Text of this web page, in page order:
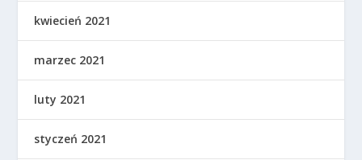
kwiecień 2021
marzec 2021
luty 2021
styczeń 2021